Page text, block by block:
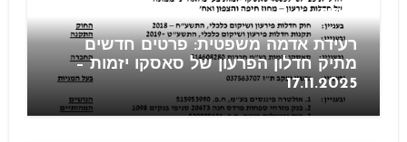
חוזים
רעידת אדמה משפטית: פרטים חדשים
מתיק חדלון הפרעון של סאסקו יזמות –
17.11.2025